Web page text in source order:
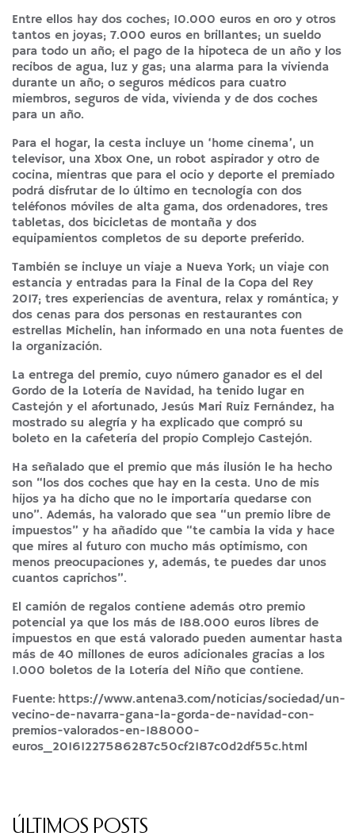
Entre ellos hay dos coches; 10.000 euros en oro y otros
tantos en joyas; 7.000 euros en brillantes; un sueldo
para todo un año; el pago de la hipoteca de un año y los
recibos de agua, luz y gas; una alarma para la vivienda
durante un año; o seguros médicos para cuatro
miembros, seguros de vida, vivienda y de dos coches
para un año.
Para el hogar, la cesta incluye un ‘home cinema’, un
televisor, una Xbox One, un robot aspirador y otro de
cocina, mientras que para el ocio y deporte el premiado
podrá disfrutar de lo último en tecnología con dos
teléfonos móviles de alta gama, dos ordenadores, tres
tabletas, dos bicicletas de montaña y dos
equipamientos completos de su deporte preferido.
También se incluye un viaje a Nueva York; un viaje con
estancia y entradas para la Final de la Copa del Rey
2017; tres experiencias de aventura, relax y romántica; y
dos cenas para dos personas en restaurantes con
estrellas Michelin, han informado en una nota fuentes de
la organización.
La entrega del premio, cuyo número ganador es el del
Gordo de la Lotería de Navidad, ha tenido lugar en
Castejón y el afortunado, Jesús Mari Ruiz Fernández, ha
mostrado su alegría y ha explicado que compró su
boleto en la cafetería del propio Complejo Castejón.
Ha señalado que el premio que más ilusión le ha hecho
son “los dos coches que hay en la cesta. Uno de mis
hijos ya ha dicho que no le importaría quedarse con
uno”. Además, ha valorado que sea “un premio libre de
impuestos” y ha añadido que “te cambia la vida y hace
que mires al futuro con mucho más optimismo, con
menos preocupaciones y, además, te puedes dar unos
cuantos caprichos”.
El camión de regalos contiene además otro premio
potencial ya que los más de 188.000 euros libres de
impuestos en que está valorado pueden aumentar hasta
más de 40 millones de euros adicionales gracias a los
1.000 boletos de la Lotería del Niño que contiene.
Fuente: https://www.antena3.com/noticias/sociedad/un-
vecino-de-navarra-gana-la-gorda-de-navidad-con-
premios-valorados-en-188000-
euros_20161227586287c50cf2187c0d2df55c.html
ÚLTIMOS POSTS